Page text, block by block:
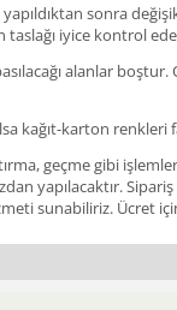
sonra
taslağı iyice kontrol
alanlar
kağıt-karton renkleri
geçme gibi
yapılacaktır.
sunabiliriz. Ücret